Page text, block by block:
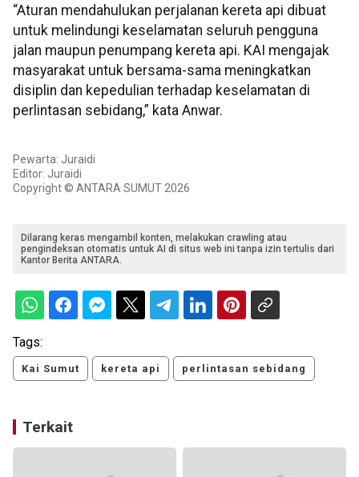
“Aturan mendahulukan perjalanan kereta api dibuat
untuk melindungi keselamatan seluruh pengguna
jalan maupun penumpang kereta api. KAI mengajak
masyarakat untuk bersama-sama meningkatkan
disiplin dan kepedulian terhadap keselamatan di
perlintasan sebidang,” kata Anwar.
Pewarta: Juraidi
Editor: Juraidi
Copyright © ANTARA SUMUT 2026
Dilarang keras mengambil konten, melakukan crawling atau
pengindeksan otomatis untuk AI di situs web ini tanpa izin tertulis dari
Kantor Berita ANTARA.
Tags:
Kai Sumut kereta api perlintasan sebidang
Terkait